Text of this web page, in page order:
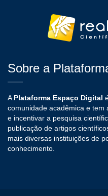
Sobre a
A Plataforma Espaço Digital
comunidade acadêmica e tem
e incentivar a pesquisa
publicação de artigos
mais diversas instituições de
conhecimento.